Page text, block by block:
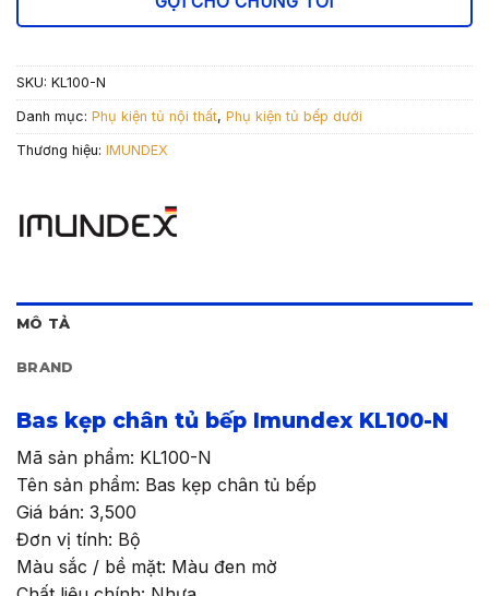
2.450 ₫.
SKU: KL100-N
Danh mục: Phụ kiện tủ nội thất, Phụ kiện tủ bếp dưới
Thương hiệu: IMUNDEX
MÔ TẢ
BRAND
Bas kẹp chân tủ bếp Imundex KL100-N
Mã sản phẩm: KL100-N
Tên sản phẩm: Bas kẹp chân tủ bếp
Giá bán: 3,500
Đơn vị tính: Bộ
Màu sắc / bề mặt: Màu đen mờ